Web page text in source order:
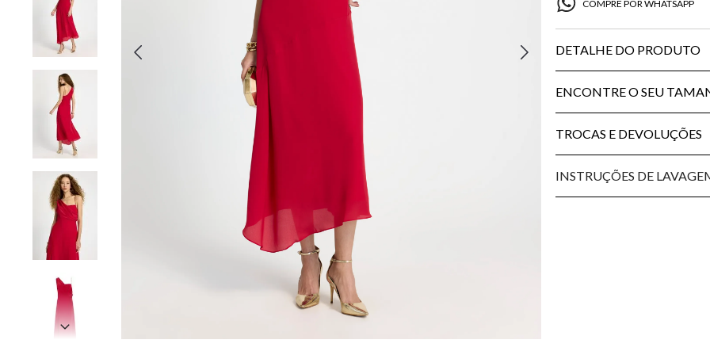
COMPRE POR WHATSAPP
DETALHE DO PRODUTO
ENCONTRE O SEU
TROCAS E DEVOLUÇÕES
INSTRUÇÕES DE